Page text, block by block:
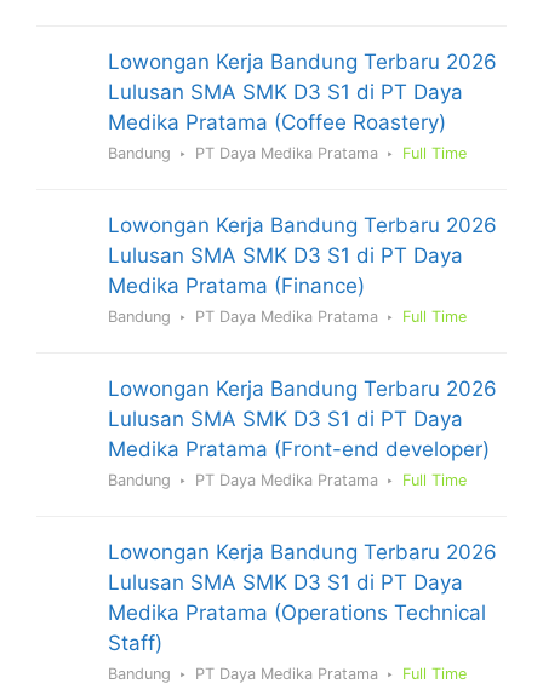
Lowongan Kerja Bandung Terbaru 2026
Lulusan SMA SMK D3 S1 di PT Daya
Medika Pratama (Coffee Roastery)
Bandung PT Daya Medika Pratama Full Time
Lowongan Kerja Bandung Terbaru 2026
Lulusan SMA SMK D3 S1 di PT Daya
Medika Pratama (Finance)
Bandung PT Daya Medika Pratama Full Time
Lowongan Kerja Bandung Terbaru 2026
Lulusan SMA SMK D3 S1 di PT Daya
Medika Pratama (Front-end developer)
Bandung PT Daya Medika Pratama Full Time
Lowongan Kerja Bandung Terbaru 2026
Lulusan SMA SMK D3 S1 di PT Daya
Medika Pratama (Operations Technical
Staff)
Bandung PT Daya Medika Pratama Full Time